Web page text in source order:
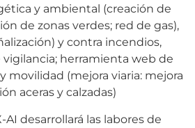
y ambiental (creación de
de zonas verdes; red de gas),
y contra incendios,
herramienta web de
movilidad (mejora viaria: mejora
aceras y calzadas)
desarrollará las labores de